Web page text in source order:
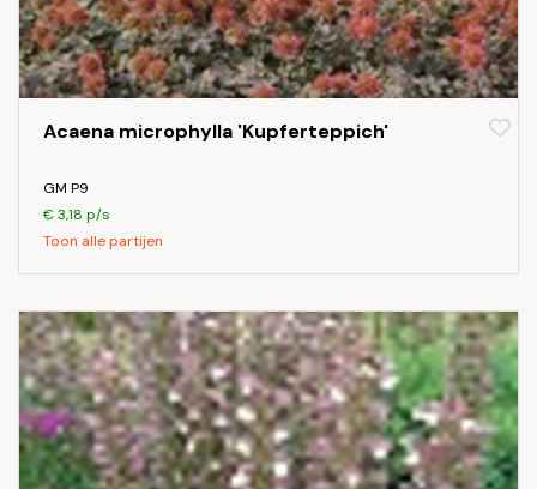
Acaena microphylla 'Kupferteppich'
GM P9
€ 3,18 p/s
Toon alle partijen